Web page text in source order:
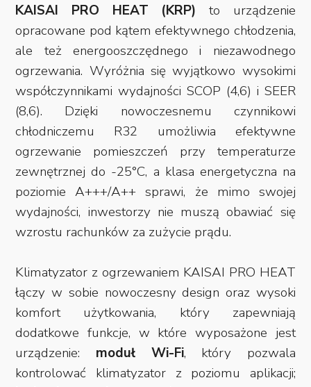
KAISAI PRO HEAT (KRP) to urządzenie
opracowane pod kątem efektywnego chłodzenia,
ale też energooszczędnego i niezawodnego
ogrzewania. Wyróżnia się wyjątkowo wysokimi
współczynnikami wydajności SCOP (4,6) i SEER
(8,6). Dzięki nowoczesnemu czynnikowi
chłodniczemu R32 umożliwia efektywne
ogrzewanie pomieszczeń przy temperaturze
zewnętrznej do -25°C, a klasa energetyczna na
poziomie A+++/A++ sprawi, że mimo swojej
wydajności, inwestorzy nie muszą obawiać się
wzrostu rachunków za zużycie prądu.
Klimatyzator z ogrzewaniem KAISAI PRO HEAT
łączy w sobie nowoczesny design oraz wysoki
komfort użytkowania, który zapewniają
dodatkowe funkcje, w które wyposażone jest
urządzenie: moduł Wi-Fi, który pozwala
kontrolować klimatyzator z poziomu aplikacji;